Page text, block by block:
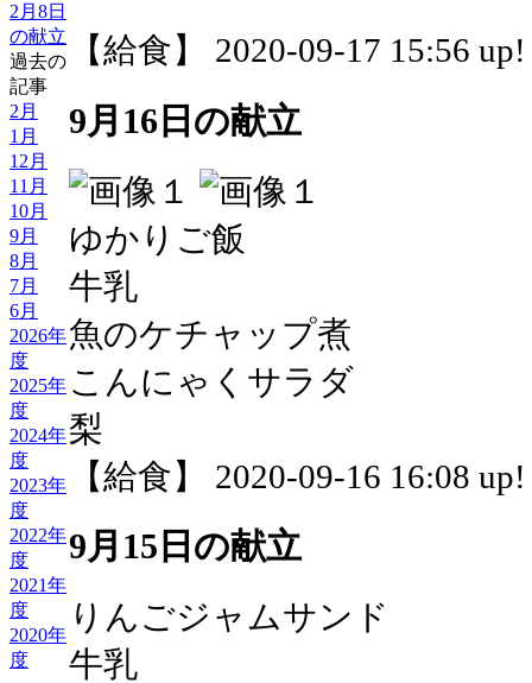
2月8日
の献立
過去の
記事
2月
1月
12月
11月
10月
9月
8月
7月
6月
2026年
度
2025年
度
2024年
度
2023年
度
2022年
度
2021年
度
2020年
度
【給食】 2020-09-17 15:56 up!
9月16日の献立
ゆかりご飯
牛乳
魚のケチャップ煮
こんにゃくサラダ
梨
【給食】 2020-09-16 16:08 up!
9月15日の献立
りんごジャムサンド
牛乳